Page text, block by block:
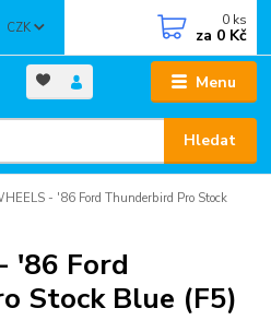
Menu
CZK
Hledat
0 ks
za 0 Kč
- '86 Ford Thunderbird Pro Stock
'86 Ford
Stock Blue (F5)